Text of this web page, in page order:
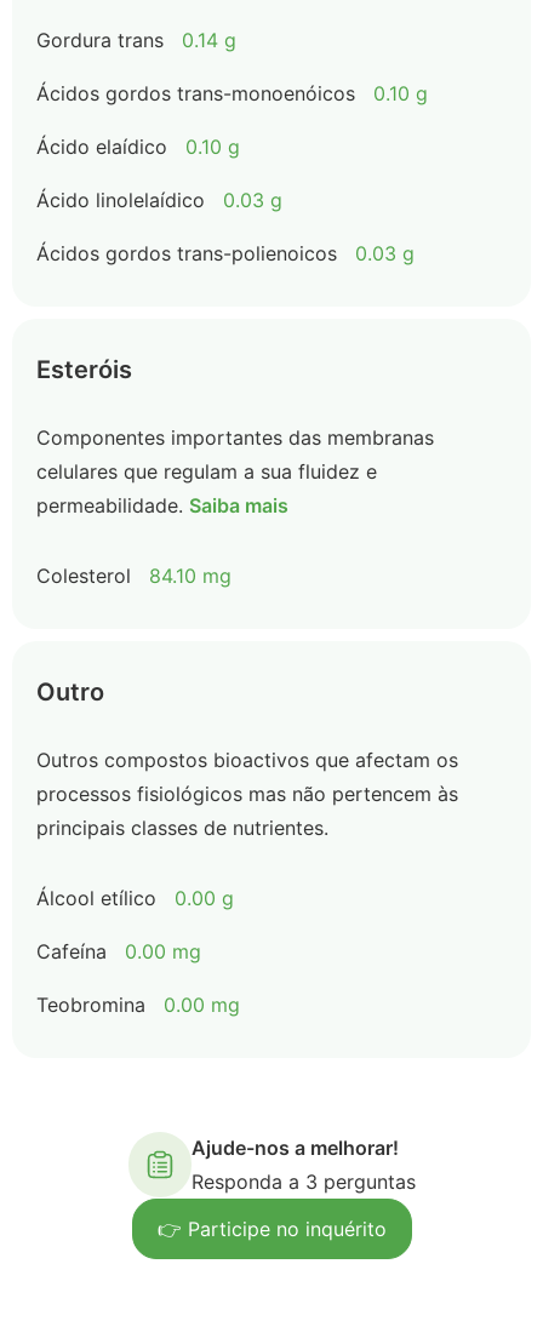
Gordura trans 0.14 g
Ácidos gordos trans-monoenóicos 0.10 g
Ácido elaídico 0.10 g
Ácido linolelaídico 0.03 g
Ácidos gordos trans-polienoicos 0.03 g
Esteróis
Componentes importantes das membranas
celulares que regulam a sua fluidez e
permeabilidade. Saiba mais
Colesterol 84.10 mg
Outro
Outros compostos bioactivos que afectam os
processos fisiológicos mas não pertencem às
principais classes de nutrientes.
Álcool etílico 0.00 g
Cafeína 0.00 mg
Teobromina 0.00 mg
Ajude-nos a melhorar!
Responda a 3 perguntas
👉 Participe no inquérito